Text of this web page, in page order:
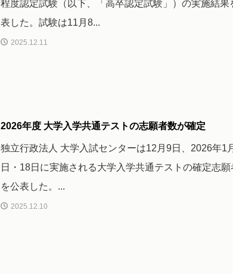
程度認定試験（以下、「高卒認定試験」）の実施結果
表した。試験は11月8...
2025.12.11
2026年度 大学入学共通テストの志願者数が確定
独立行政法人 大学入試センターは12月9日、2026年1
日・18日に実施される大学入学共通テストの確定志願
を公表した。...
2025.12.10